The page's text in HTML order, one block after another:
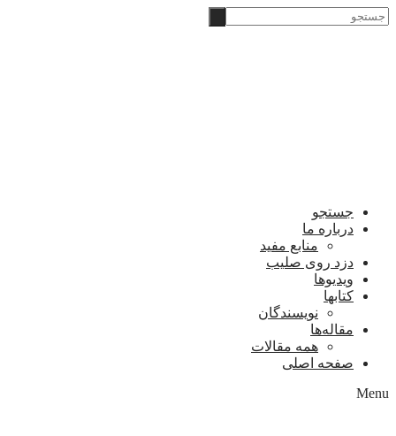
Skip
to
‫جستجو
جستجو
درباره ما
منابع مفید
دزد روی صلیب
ویدیوها
کتابها
نویسندگان
مقاله‌ها
همه مقالات
صفحه اصلی
Menu